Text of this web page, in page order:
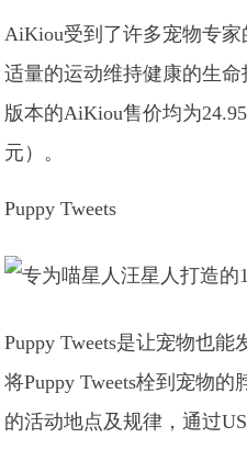
AiKiou受到了许多宠物专
适量的运动维持健康的生
版本的AiKiou售价均为
元）。
Puppy Tweets
Puppy Tweets是让宠物也
将Puppy Tweets栓到宠物
的活动地点及规律，通过